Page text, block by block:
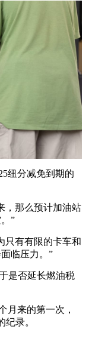
纽分减免到期的
那么预计加油站
”
只有有限的卡车和
临压力。”
是否延长燃油税
月来的第一次，
录。